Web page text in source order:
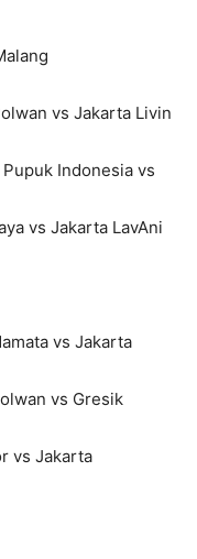
vs Jakarta Livin
Indonesia vs
vs Jakarta LavAni
vs Jakarta
vs Gresik
vs Jakarta